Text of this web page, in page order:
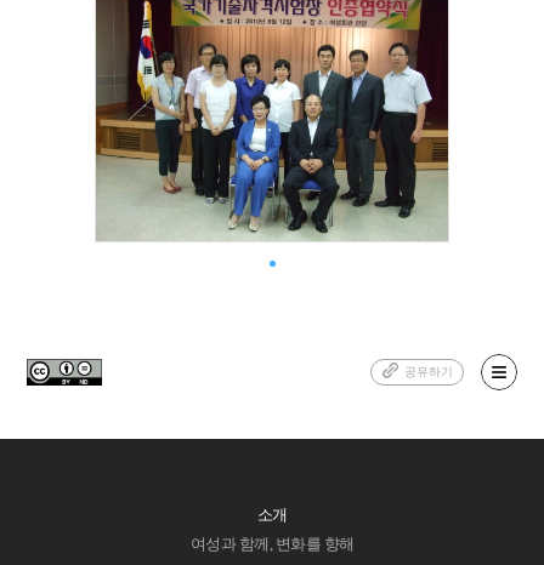
공유하기
소개
여성과 함께, 변화를 향해